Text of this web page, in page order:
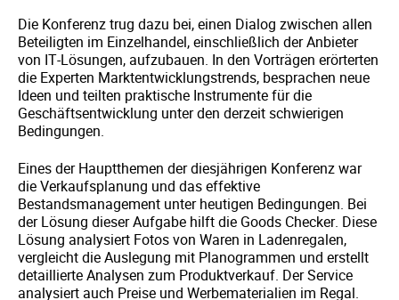
Die Konferenz trug dazu bei, einen Dialog zwischen allen
Beteiligten im Einzelhandel, einschließlich der Anbieter
von IT-Lösungen, aufzubauen. In den Vorträgen erörterten
die Experten Marktentwicklungstrends, besprachen neue
Ideen und teilten praktische Instrumente für die
Geschäftsentwicklung unter den derzeit schwierigen
Bedingungen.
Eines der Hauptthemen der diesjährigen Konferenz war
die Verkaufsplanung und das effektive
Bestandsmanagement unter heutigen Bedingungen. Bei
der Lösung dieser Aufgabe hilft die Goods Checker. Diese
Lösung analysiert Fotos von Waren in Ladenregalen,
vergleicht die Auslegung mit Planogrammen und erstellt
detaillierte Analysen zum Produktverkauf. Der Service
analysiert auch Preise und Werbematerialien im Regal.